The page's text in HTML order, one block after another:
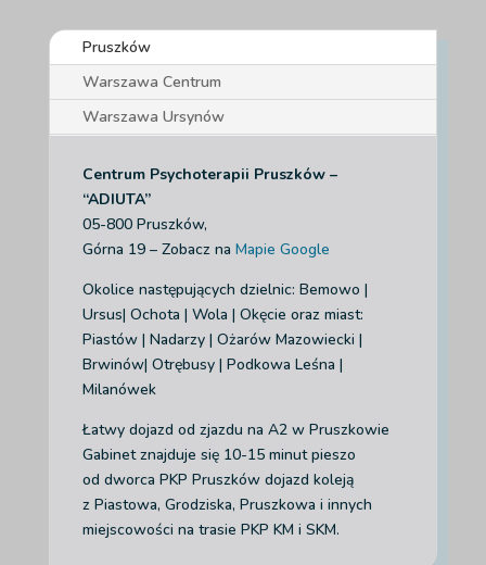
Pruszków
Warszawa Centrum
Warszawa Ursynów
Centrum Psychoterapii Pruszków –
“ADIUTA”
05-800 Pruszków,
Górna 19 – Zobacz na Mapie Google
Okolice następujących dzielnic: Bemowo |
Ursus| Ochota | Wola | Okęcie oraz miast:
Piastów | Nadarzy | Ożarów Mazowiecki |
Brwinów| Otrębusy | Podkowa Leśna |
Milanówek
Łatwy dojazd od zjazdu na A2 w Pruszkowie
Gabinet znajduje się 10-15 minut pieszo
od dworca PKP Pruszków dojazd koleją
z Piastowa, Grodziska, Pruszkowa i innych
miejscowości na trasie PKP KM i SKM.